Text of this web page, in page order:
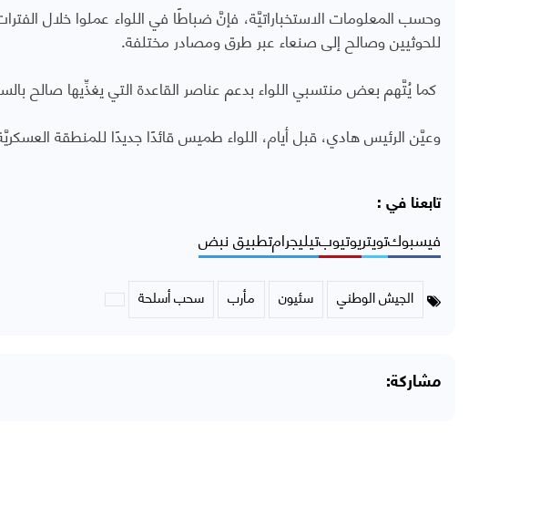
وحسب المعلومات الاستخباراتيَّة، فإنَّ ضباطًا في اللواء عملوا خلال
للحوثيين وصالح إلى صنعاء عبر طرق ومصادر مختلفة.
كما يُتَّهم بعض منتسبي اللواء بدعم عناصر القاعدة التي يغذِّيها صالح
وعيَّن الرئيس هادي، قبل أيام، اللواء طميس قائدًا جديدًا للمنطقة
تابعنا في :
فيسبوكتويتريوتيوبتيليجرامتطبيق نبض
الجيش الوطني سئيون مأرب سحب أسلحة
مشاركة: